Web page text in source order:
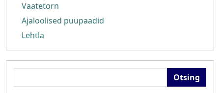
Vaatetorn
Ajaloolised puupaadid
Lehtla